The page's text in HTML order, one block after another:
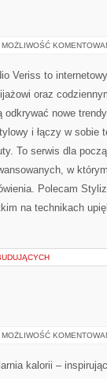
MOŻLIWOŚĆ
Veriss to
oraz
odkrywać nowe
i łączy w sobie
To serwis dla
w
Polecam
na technikach
MOŻLIWOŚĆ
kalorii –